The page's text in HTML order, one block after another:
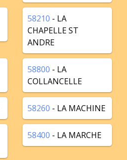
58210 - LA
CHAPELLE ST
ANDRE
58800 - LA
COLLANCELLE
58260 - LA MACHINE
58400 - LA MARCHE